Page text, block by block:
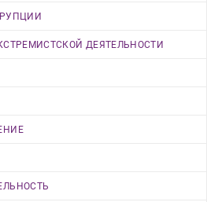
ДЕЯТЕЛЬНОСТИ